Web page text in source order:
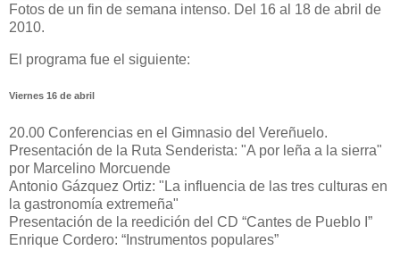
Fotos de un fin de semana intenso. Del 16 al 18 de abril de
2010.
El programa fue el siguiente:
Viernes 16 de abril
20.00 Conferencias en el Gimnasio del Vereñuelo.
Presentación de la Ruta Senderista: "A por leña a la sierra"
por Marcelino Morcuende
Antonio Gázquez Ortiz: "La influencia de las tres culturas en
la gastronomía extremeña"
Presentación de la reedición del CD “Cantes de Pueblo I”
Enrique Cordero: “Instrumentos populares”